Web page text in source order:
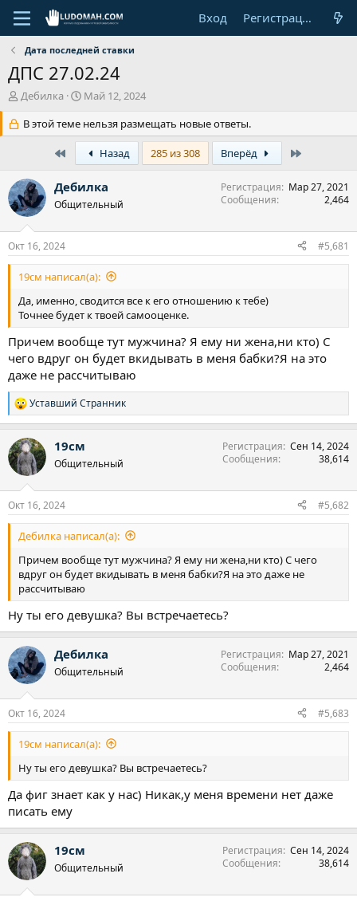
Вход Регистрация
Дата последней ставки
ДПС 27.02.24
А
т
о
е
м
ы
Дебилка
Д
т
а
н
а
а
л
Май 12, 2024
В этой теме нельзя размещать новые ответы.
Назад 285 из 308 Вперёд
Дебилка
Общительный
Регистрация
Мар 27, 2021
Сообщения
2,464
Окт 16, 2024 #5,681
19см написал(а):
Да, именно, сводится все к его отношению к тебе)
Точнее будет к твоей самооценке.
Причем вообще тут мужчина? Я ему ни жена,ни кто) С
чего вдруг он будет вкидывать в меня бабки?Я на это
даже не рассчитываю
Р
е
к
ц
и
Уставший Странник
19см
Общительный
Регистрация Сен 14, 2024
Сообщения
38,614
Окт 16, 2024 #5,682
Дебилка написал(а):
Причем вообще тут мужчина? Я ему ни жена,ни кто) С чего
вдруг он будет вкидывать в меня бабки?Я на это даже не
рассчитываю
Ну ты его девушка? Вы встречаетесь?
Дебилка
Общительный
Регистрация
Мар 27, 2021
Сообщения
2,464
Окт 16, 2024 #5,683
19см написал(а):
Ну ты его девушка? Вы встречаетесь?
Да фиг знает как у нас) Никак,у меня времени нет даже
писать ему
19см
Общительный
Регистрация Сен 14, 2024
Сообщения
38,614